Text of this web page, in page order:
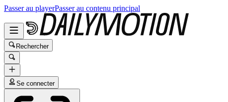
Passer au playerPasser au contenu principal
Rechercher
Se connecter